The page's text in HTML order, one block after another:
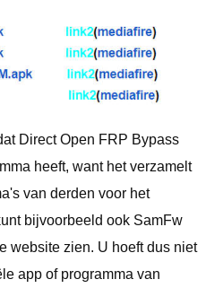
Direct Open FRP Bypass
heeft, want het verzamelt
van derden voor het
bijvoorbeeld ook SamFw
website zien. U hoeft dus niet
app of programma van